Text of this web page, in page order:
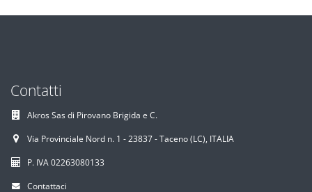
Contatti
Akros Sas di Pirovano Brigida e C.
Via Provinciale Nord n. 1 - 23837 - Taceno (LC), ITALIA
P. IVA 02263080133
Contattaci